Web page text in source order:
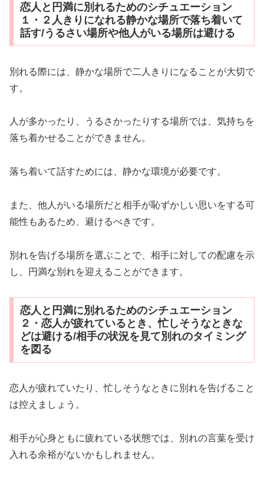
恋人と円満に別れるためのシチュエーション
１・２人きりになれる静かな場所で落ち着いて
話す/うるさい場所や他人がいる場所は避ける
別れる際には、静かな場所で二人きりになることが大切で
す。
人が多かったり、うるさかったりする場所では、気持ちを
落ち着かせることができません。
落ち着いて話すためには、静かな環境が必要です。
また、他人がいる場所だと相手が恥ずかしい思いをする可
能性もあるため、避けるべきです。
別れを告げる場所を選ぶことで、相手に対しての配慮を示
し、円満な別れを迎えることができます。
恋人と円満に別れるためのシチュエーション
２・恋人が疲れているとき、忙しそうなときな
どは避ける/相手の状況を見て別れのタイミング
を図る
恋人が疲れていたり、忙しそうなときに別れを告げること
は控えましょう。
相手が心身ともに疲れている状態では、別れの言葉を受け
入れる余裕がないかもしれません。